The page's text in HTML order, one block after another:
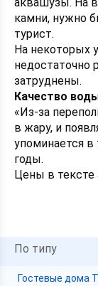
камни, нужно
турист.
На некоторых
недостаточно
затруднены.
Качество
«Из-за
в жару, и
упоминается в
годы.
Цены в тексте
По типу
Гостевые дома